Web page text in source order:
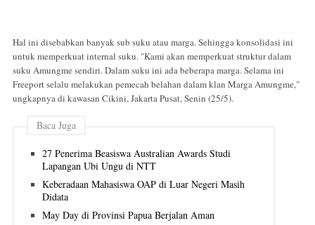
Hal ini disebabkan banyak sub suku atau marga. Sehingga konsolidasi ini
untuk memperkuat internal suku. "Kami akan memperkuat struktur dalam
suku Amungme sendiri. Dalam suku ini ada beberapa marga. Selama ini
Freeport selalu melakukan pemecah belahan dalam klan Marga Amungme,"
ungkapnya di kawasan Cikini, Jakarta Pusat, Senin (25/5).
Baca Juga
27 Penerima Beasiswa Australian Awards Studi
Lapangan Ubi Ungu di NTT
Keberadaan Mahasiswa OAP di Luar Negeri Masih
Didata
May Day di Provinsi Papua Berjalan Aman